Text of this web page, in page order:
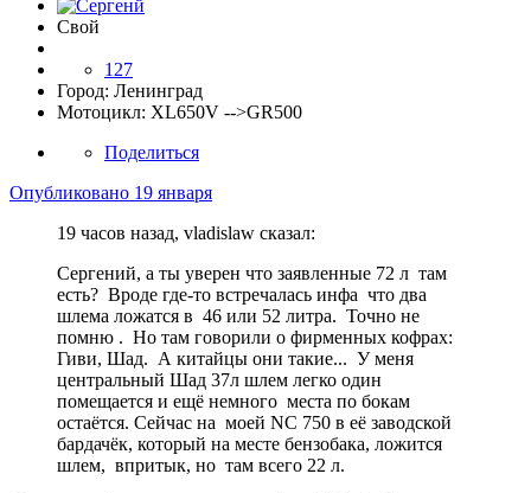
Свой
127
Город: Ленинград
Мотоцикл: XL650V -->GR500
Поделиться
Опубликовано 19 января
19 часов назад, vladislaw сказал:
Сергений, а ты уверен что заявленные 72 л там
есть? Вроде где-то встречалась инфа что два
шлема ложатся в 46 или 52 литра. Точно не
помню . Но там говорили о фирменных кофрах:
Гиви, Шад. А китайцы они такие... У меня
центральный Шад 37л шлем легко один
помещается и ещё немного места по бокам
остаётся. Сейчас на моей NC 750 в её заводской
бардачёк, который на месте бензобака, ложится
шлем, впритык, но там всего 22 л.